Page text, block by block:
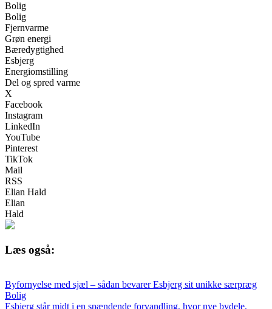
Bolig
Bolig
Fjernvarme
Grøn energi
Bæredygtighed
Esbjerg
Energiomstilling
Del og spred varme
X
Facebook
Instagram
LinkedIn
YouTube
Pinterest
TikTok
Mail
RSS
Elian Hald
Elian
Hald
Læs også:
Byfornyelse med sjæl – sådan bevarer Esbjerg sit unikke særpræg
Bolig
Esbjerg står midt i en spændende forvandling, hvor nye bydele,